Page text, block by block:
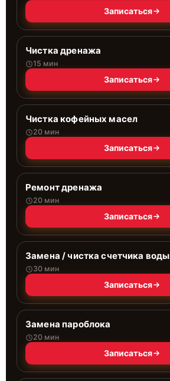
Записаться
Чистка дренажа
15 мин
Записаться
Чистка кофейных масел
20 мин
Записаться
Ремонт дренажа
20 мин
Записаться
Замена / чистка счетчика воды
30 мин
Записаться
Замена пароблока
20 мин
Записаться